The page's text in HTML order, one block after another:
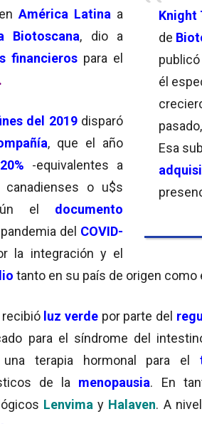
Knight
de
él
Esa
enAmérica Latina a
Biotoscana, dio a
financieros para el
del 2019disparó
, que el año
-equivalentes a
canadienses o u$s
el documento
del COVID-
la integración y el
tanto en su país de origen como
luz verde por parte del
para el síndrome del
terapia hormonal para el
de la menopausia. En
Lenvima y Halaven. A